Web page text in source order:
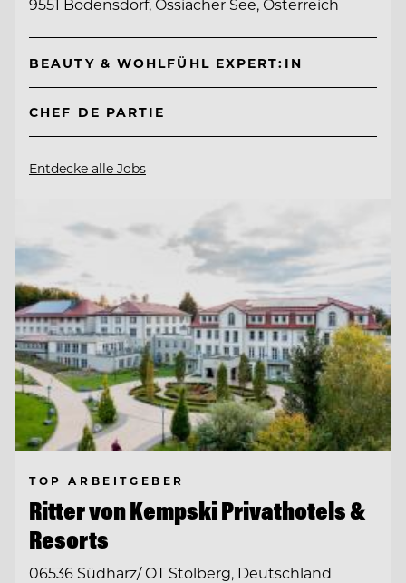
9551 Bodensdorf, Ossiacher See, Österreich
BEAUTY & WOHLFÜHL EXPERT:IN
CHEF DE PARTIE
Entdecke alle Jobs
TOP ARBEITGEBER
Ritter von Kempski Privathotels &
Resorts
06536 Südharz/ OT Stolberg, Deutschland